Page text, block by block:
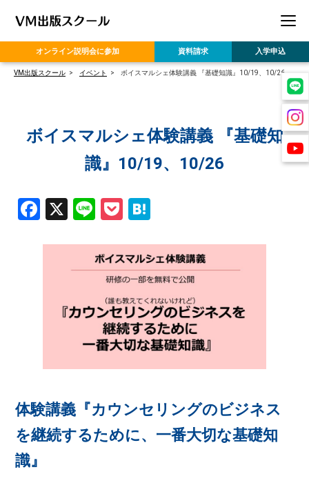
オンライン説明会に参加 資料請求 入学申込
VM出版スクール イベント ボイスマルシェ体験講義 『基礎知識』10/19、10/26
ボイスマルシェ体験講義 『基礎知
識』10/19、10/26
Facebook
X LinePocket
体験講義『カウンセリングのビジネス
を継続するために、一番大切な基礎知
識』